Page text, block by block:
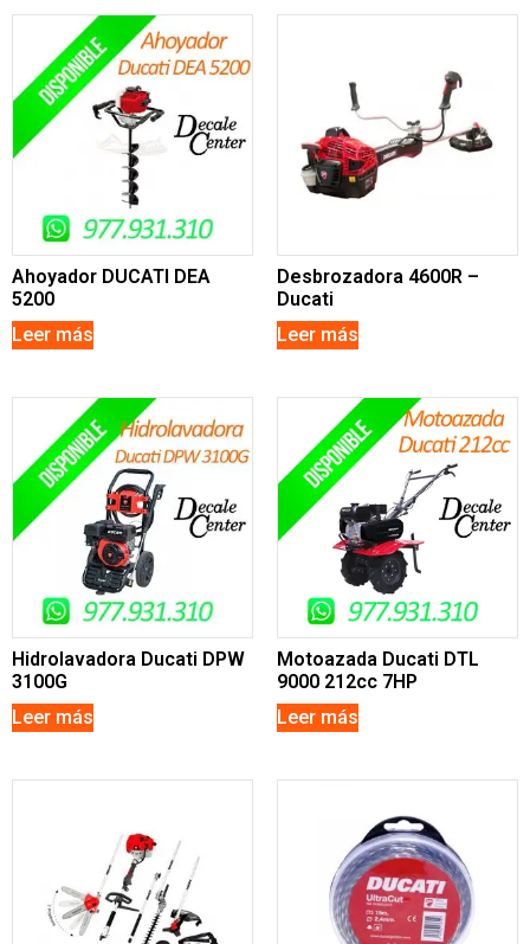
Ahoyador DUCATI DEA
5200
Leer más
Desbrozadora 4600R –
Ducati
Leer más
Hidrolavadora Ducati DPW
3100G
Leer más
Motoazada Ducati DTL
9000 212cc 7HP
Leer más